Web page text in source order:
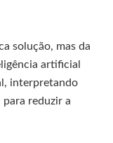
solução, mas da
artificial
interpretando
reduzir a